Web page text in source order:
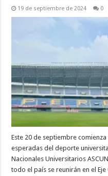
19 de septiembre de 2024 0
Este 20 de septiembre
esperadas del deporte
Nacionales Universitarios
todo el país se reunirán en el